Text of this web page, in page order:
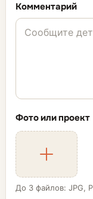
Комментарий
Фото или проект
До 3 файлов: JPG,